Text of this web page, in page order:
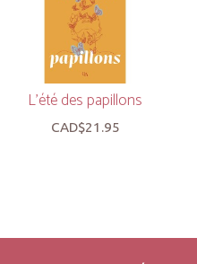
L'été des papillons
CAD$21.95